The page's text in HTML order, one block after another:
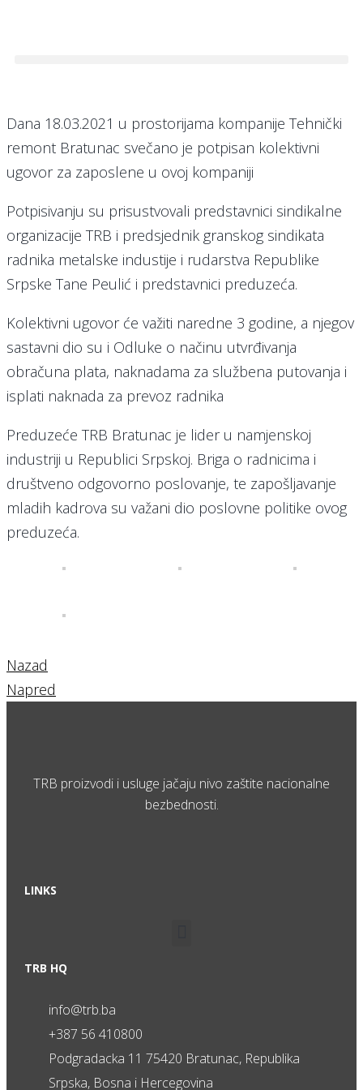
Dana 18.03.2021 u prostorijama kompanije Tehnički
remont Bratunac svečano je potpisan kolektivni
ugovor za zaposlene u ovoj kompaniji
Potpisivanju su prisustvovali predstavnici sindikalne
organizacije TRB i predsjednik granskog sindikata
radnika metalske industije i rudarstva Republike
Srpske Tane Peulić i predstavnici preduzeća.
Kolektivni ugovor će važiti naredne 3 godine, a njegov
sastavni dio su i Odluke o načinu utvrđivanja
obračuna plata, naknadama za službena putovanja i
isplati naknada za prevoz radnika
Preduzeće TRB Bratunac je lider u namjenskoj
industriji u Republici Srpskoj. Briga o radnicima i
društveno odgovorno poslovanje, te zapošljavanje
mladih kadrova su važani dio poslovne politike ovog
preduzeća.
Nazad
Napred
TRB proizvodi i usluge jačaju nivo zaštite nacionalne
bezbednosti.
LINKS
TRB HQ
info@trb.ba
+387 56 410800
Podgradacka 11 75420 Bratunac, Republika
Srpska, Bosna i Hercegovina